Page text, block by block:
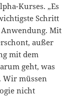
Kurses. „Es
Schritt
Mit
außer
mit dem
geht, was
Wir müssen
nicht